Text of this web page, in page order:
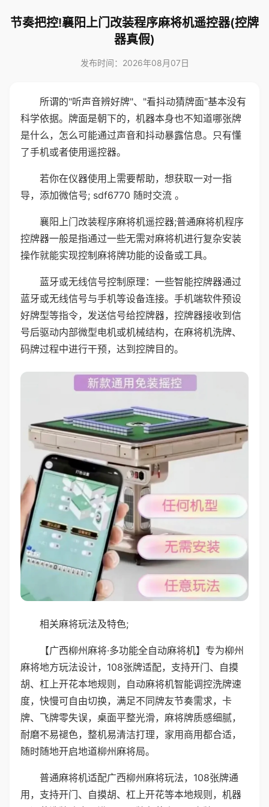
节奏把控!襄阳上门改装程序麻将机遥控器(控牌
器真假)
发布时间：2026年08月07日
所谓的"听声音辨好牌"、"看抖动猜牌面"基本没有
科学依据。牌面是朝下的，机器本身也不知道哪张牌
是什么，怎么可能通过声音和抖动暴露信息。只有懂
了手机或者使用遥控器。
若你在仪器使用上需要帮助，想获取一对一指
导，添加微信号; sdf6770 随时交流 。
襄阳上门改装程序麻将机遥控器;普通麻将机程序
控牌器一般是指通过一些无需对麻将机进行复杂安装
操作就能实现控制麻将牌功能的设备或工具。
蓝牙或无线信号控制原理：一些智能控牌器通过
蓝牙或无线信号与手机等设备连接。手机端软件预设
好牌型等指令，发送信号给控牌器，控牌器接收到信
号后驱动内部微型电机或机械结构，在麻将机洗牌、
码牌过程中进行干预，达到控牌目的。
相关麻将玩法及特色;
【广西柳州麻将·多功能全自动麻将机】专为柳州
麻将地方玩法设计，108张牌适配，支持开门、自摸
胡、杠上开花本地规则，自动麻将机智能调控洗牌速
度，快慢可自由切换，满足不同牌友节奏需求，卡
牌、飞牌零失误，桌面平整光滑，麻将牌质感细腻，
耐磨不易褪色，整机易清洁打理，家用商用都合适，
随时随地开启地道柳州麻将局。
普通麻将机适配广西柳州麻将玩法，108张牌通
用，支持开门、自摸胡、杠上开花等本地规则，机器